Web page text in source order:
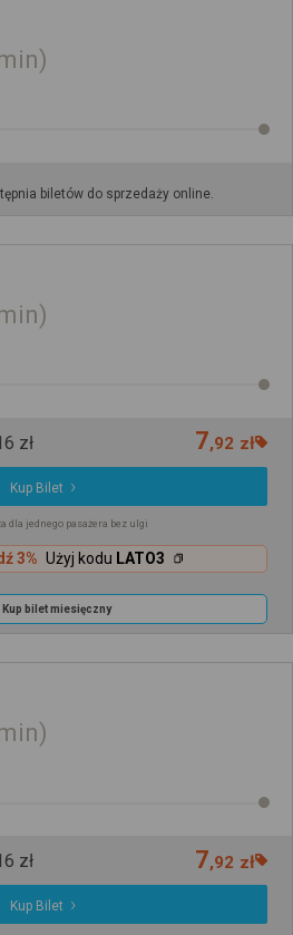
biletów do sprzedaży online.
zł 7,92 zł
Kup Bilet
dla jednego pasażera bez ulgi
3% Użyj kodu LATO3
Kup bilet miesięczny
zł 7,92 zł
Kup Bilet